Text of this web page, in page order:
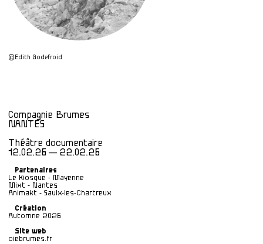
©Edith Godefroid
Compagnie Brumes
NANTES
Théâtre documentaire
12.02.26 — 22.02.26
Partenaires
Le Kiosque - Mayenne
Mixt - Nantes
Animakt - Saulx-les-Chartreux
Création
Automne 2026
Site web
ciebrumes.fr